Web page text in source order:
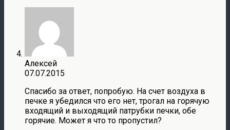
Алексей
07.07.2015
Спасибо за ответ, попробую. На счет воздуха в
печке я убедился что его нет, трогал на горячую
входящий и выходящий патрубки печки, обе
горячие. Может я что то пропустил?